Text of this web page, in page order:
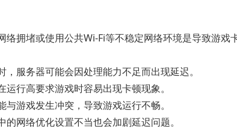
络拥堵或使用公共Wi-Fi等不稳定网络环境是导致游戏
，服务器可能会因处理能力不足而出现延迟。
运行高要求游戏时容易出现卡顿现象。
与游戏发生冲突，导致游戏运行不畅。
的网络优化设置不当也会加剧延迟问题。